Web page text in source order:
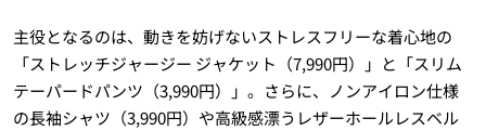
主役となるのは、動きを妨げないストレスフリーな着心地の
「ストレッチジャージー ジャケット（7,990円）」と「スリム
テーパードパンツ（3,990円）」。さらに、ノンアイロン仕様
の長袖シャツ（3,990円）や高級感漂うレザーホールレスベル